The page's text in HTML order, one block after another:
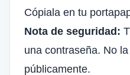
Cópiala en tu
Nota de seguridad:
una contraseña. No
públicamente.